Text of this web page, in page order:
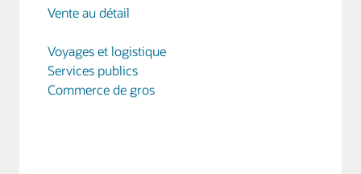
Vente au détail
Voyages et logistique
Services publics
Commerce de gros